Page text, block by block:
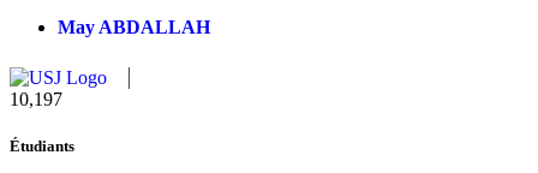
May ABDALLAH
11,124
Étudiants